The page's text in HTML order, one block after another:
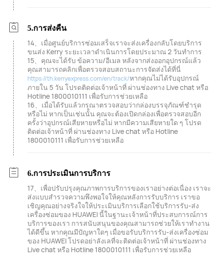
5.การส่งคืน
14、เมื่อศูนย์บริการซ่อมเสร็จเราจะส่งเครื่องกลับโดยบริการ
ขนส่ง Kerry ระยะเวลาดำเนินการโดยประมาณ 2 วันทำการ
15、คุณจะได้รับ ข้อความ/อีเมล หลังจากส่งออกอุปกรณ์แล้ว
คุณสามารถคลิกเพื่อตรวจสอบสถานะการจัดส่งได้ที่นี่
https://th.kerryexpress.com/en/track/หากคุณไม่ได้รับอุปกรณ์
ภายใน 5 วัน โปรดติดต่อเจ้าหน้าที่ ผ่านช่องทาง Live chat หรือ
Hotline 1800010111 เพื่อรับการช่วยเหลือ
16、เมื่อได้รับแล้วกรุณาตรวจสอบว่ากล่องบรรจุภัณฑ์ชำรุด
หรือไม่ หากเป็นเช่นนั้น คุณจะต้องเปิดกล่องเพื่อตรวจสอบอีก
ครั้งว่าอุปกรณ์เสียหายหรือไม่ หากมีความเสียหายใด ๆ โปรด
ติดต่อเจ้าหน้าที่ ผ่านช่องทาง Live chat หรือ Hotline
1800010111 เพื่อรับการช่วยเหลือ
6.การประเมินการบริการ
17、เพื่อปรับปรุงคุณภาพการบริการของเราอย่างต่อเนื่อง เราจะ
ส่งแบบสำรวจความพึงพอใจให้คุณหลังการรับบริการ เราขอ
เชิญคุณอย่างจริงใจให้ประเมินบริการเลือกใช้บริการรับ-ส่ง
เครื่องซ่อมของ HUAWEI นี้ในฐานะเจ้าหน้าที่ประสบการณ์การ
บริการของเรา การสนับสนุนของคุณสามารถช่วยให้เราทำงาน
ได้ดีขึ้น หากคุณมีปัญหาใดๆ เมื่อขอรับบริการรับ-ส่งเครื่องซ่อม
ของ HUAWEI โปรดอย่าลังเลที่จะติดต่อเจ้าหน้าที่ ผ่านช่องทาง
Live chat หรือ Hotline 1800010111 เพื่อรับการช่วยเหลือ